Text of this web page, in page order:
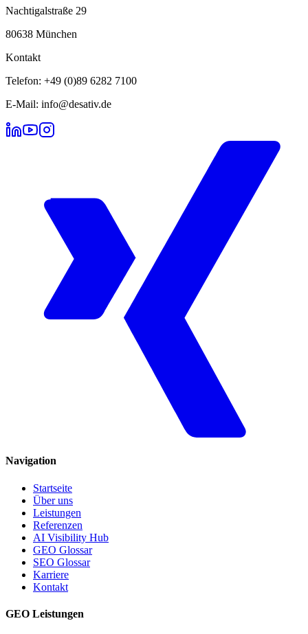
Nachtigalstraße 29
80638 München
Kontakt
Telefon: +49 (0)89 6282 7100
E-Mail: info@desativ.de
Navigation
Startseite
Über uns
Leistungen
Referenzen
AI Visibility Hub
GEO Glossar
SEO Glossar
Karriere
Kontakt
GEO Leistungen